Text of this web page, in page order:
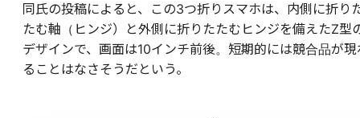
同氏の投稿によると、この3つ折りスマホは、 内側に折り
たむ軸（ ヒンジ）と外側に折りたたむヒンジを備えたZ型
デザインで、画面は10インチ前後。短期的には競合品が現
ることはなさそうだという。